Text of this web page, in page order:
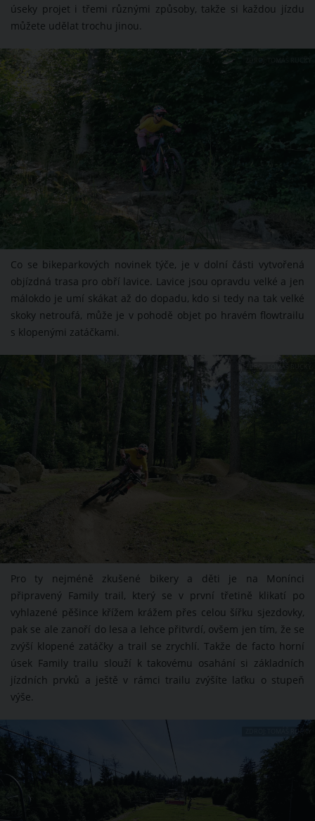
úseky projet i třemi různými způsoby, takže si každou jízdu
můžete udělat trochu jinou.
Co se bikeparkových novinek týče, je v dolní části vytvořená
objízdná trasa pro obří lavice. Lavice jsou opravdu velké a jen
málokdo je umí skákat až do dopadu, kdo si tedy na tak velké
skoky netroufá, může je v pohodě objet po hravém flowtrailu
s klopenými zatáčkami.
ZDROJ: TOMÁŠ RUCKÝ
​​​​​​Pro ty nejméně zkušené bikery a děti je na Monínci
připravený Family trail, který se v první třetině klikatí po
vyhlazené pěšince křížem krážem přes celou šířku sjezdovky,
pak se ale zanoří do lesa a lehce přitvrdí, ovšem jen tím, že se
zvýší klopené zatáčky a trail se zrychlí. Takže de facto horní
úsek Family trailu slouží k takovému osahání si základních
jízdních prvků a ještě v rámci trailu zvýšíte laťku o stupeň
výše.
ZDROJ: TOMÁŠ RUCKÝ